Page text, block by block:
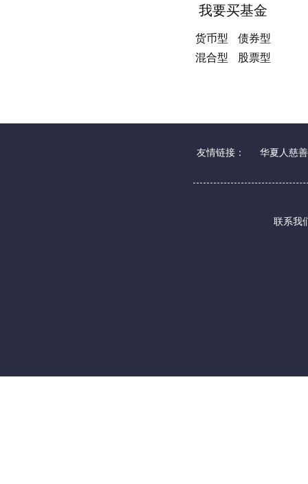
我要买基金
货币型
债券型
混合型
股票型
友情链接： 华夏人慈
联系我